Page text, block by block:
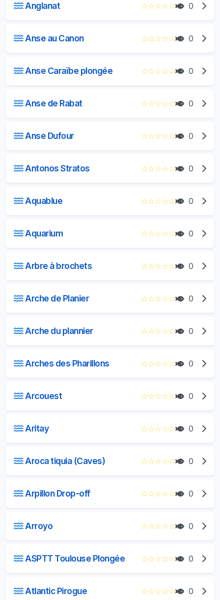
Anglanat ☆☆☆☆☆ 0
Anse au Canon ☆☆☆☆☆ 0
Anse Caraïbe plongée ☆☆☆☆☆ 0
Anse de Rabat ☆☆☆☆☆ 0
Anse Dufour ☆☆☆☆☆ 0
Antonos Stratos ☆☆☆☆☆ 0
Aquablue ☆☆☆☆☆ 0
Aquarium ☆☆☆☆☆ 0
Arbre à brochets ☆☆☆☆☆ 0
Arche de Planier ☆☆☆☆☆ 0
Arche du plannier ☆☆☆☆☆ 0
Arches des Pharillons ☆☆☆☆☆ 0
Arcouest ☆☆☆☆☆ 0
Aritay ☆☆☆☆☆ 0
Aroca tiquia (Caves) ☆☆☆☆☆ 0
Arpillon Drop-off ☆☆☆☆☆ 0
Arroyo ☆☆☆☆☆ 0
ASPTT Toulouse Plongée ☆☆☆☆☆ 0
Atlantic Pirogue ☆☆☆☆☆ 0